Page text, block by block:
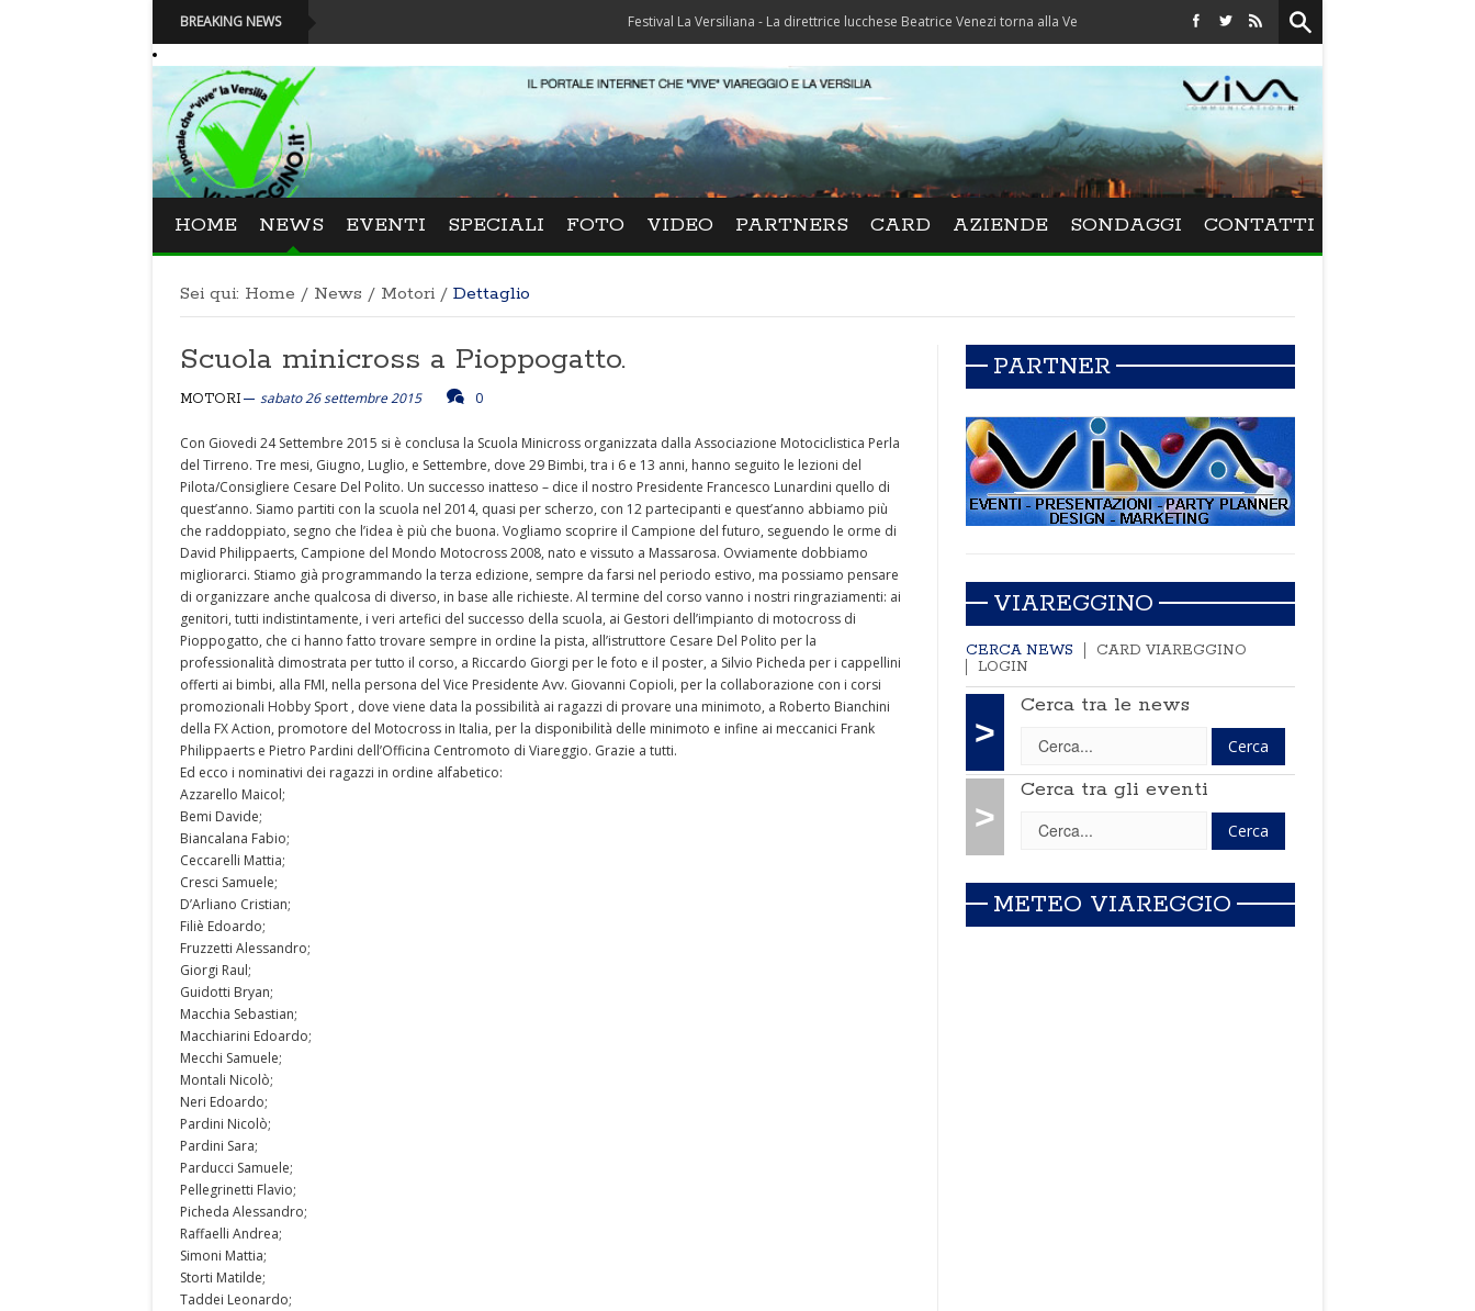
BREAKING NEWS Festival La Versiliana - La direttrice lucchese Beatrice Venezi torna alla Versiliana
HOME NEWS EVENTI SPECIALI FOTO VIDEO PARTNERS CARD AZIENDE SONDAGGI CONTATTI
Sei qui: Home / News / Motori / Dettaglio
Scuola minicross a Pioppogatto.
MOTORI sabato 26 settembre 2015 0
Con Giovedi 24 Settembre 2015 si è conclusa la Scuola Minicross organizzata dalla Associazione Motociclistica Perla
del Tirreno. Tre mesi, Giugno, Luglio, e Settembre, dove 29 Bimbi, tra i 6 e 13 anni, hanno seguito le lezioni del
Pilota/Consigliere Cesare Del Polito. Un successo inatteso – dice il nostro Presidente Francesco Lunardini quello di
quest’anno. Siamo partiti con la scuola nel 2014, quasi per scherzo, con 12 partecipanti e quest’anno abbiamo più
che raddoppiato, segno che l’idea è più che buona. Vogliamo scoprire il Campione del futuro, seguendo le orme di
David Philippaerts, Campione del Mondo Motocross 2008, nato e vissuto a Massarosa. Ovviamente dobbiamo
migliorarci. Stiamo già programmando la terza edizione, sempre da farsi nel periodo estivo, ma possiamo pensare
di organizzare anche qualcosa di diverso, in base alle richieste. Al termine del corso vanno i nostri ringraziamenti: ai
genitori, tutti indistintamente, i veri artefici del successo della scuola, ai Gestori dell’impianto di motocross di
Pioppogatto, che ci hanno fatto trovare sempre in ordine la pista, all’istruttore Cesare Del Polito per la
professionalità dimostrata per tutto il corso, a Riccardo Giorgi per le foto e il poster, a Silvio Picheda per i cappellini
offerti ai bimbi, alla FMI, nella persona del Vice Presidente Avv. Giovanni Copioli, per la collaborazione con i corsi
promozionali Hobby Sport , dove viene data la possibilità ai ragazzi di provare una minimoto, a Roberto Bianchini
della FX Action, promotore del Motocross in Italia, per la disponibilità delle minimoto e infine ai meccanici Frank
Philippaerts e Pietro Pardini dell’Officina Centromoto di Viareggio. Grazie a tutti.
Ed ecco i nominativi dei ragazzi in ordine alfabetico:
Azzarello Maicol;
Bemi Davide;
Biancalana Fabio;
Ceccarelli Mattia;
Cresci Samuele;
D’Arliano Cristian;
Filiè Edoardo;
Fruzzetti Alessandro;
Giorgi Raul;
Guidotti Bryan;
Macchia Sebastian;
Macchiarini Edoardo;
Mecchi Samuele;
Montali Nicolò;
Neri Edoardo;
Pardini Nicolò;
Pardini Sara;
Parducci Samuele;
Pellegrinetti Flavio;
Picheda Alessandro;
Raffaelli Andrea;
Simoni Mattia;
Storti Matilde;
Taddei Leonardo;
PARTNER
VIAREGGINO
CERCA NEWS
CARD VIAREGGINO
LOGIN
>
Cerca tra le news
>
Cerca tra gli eventi
METEO VIAREGGIO